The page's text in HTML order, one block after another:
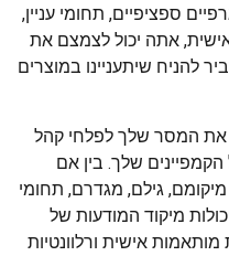
ספציפיים, תחומי עניין,
אתה יכול לצמצם את
להניח שיתעניינו במוצרים
המסר שלך לפלחי קהל
שלך. בין אם
גילם, מגדרם, תחומי
מיקוד המודעות של
אישית ורלוונטיות